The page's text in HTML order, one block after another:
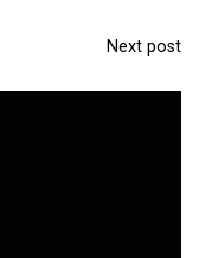
Next post